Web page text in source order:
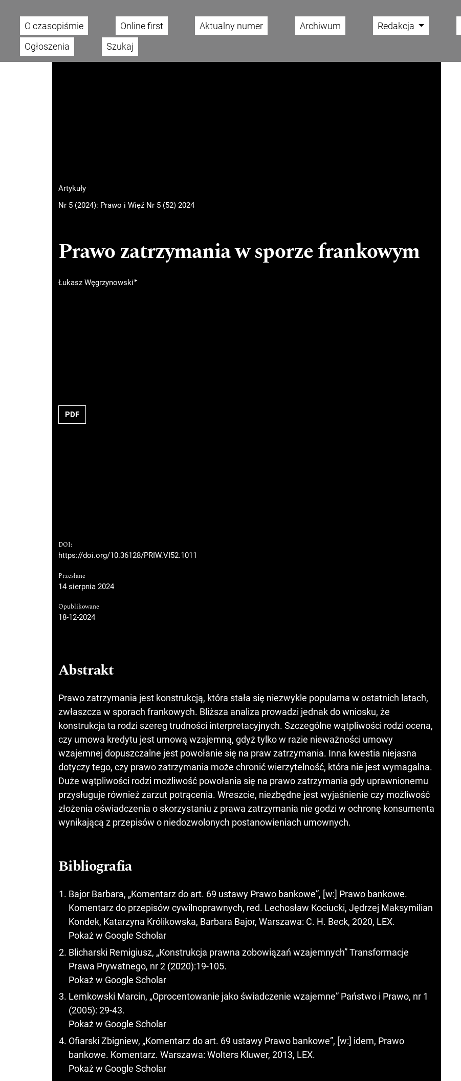
Main menu
O czasopiśmie Online first Aktualny numer Archiwum Redakcja
Ogłoszenia
Szukaj
Artykuły
Nr 5 (2024): Prawo i Więź Nr 5 (52) 2024
Prawo zatrzymania w sporze frankowym
Łukasz Węgrzynowski ▸
PDF
DOI:
https://doi.org/10.36128/PRIW.VI52.1011
Przesłane
14 sierpnia 2024
Opublikowane
18-12-2024
Abstrakt
Prawo zatrzymania jest konstrukcją, która stała się niezwykle popularna w ostatnich latach,
zwłaszcza w sporach frankowych. Bliższa analiza prowadzi jednak do wniosku, że
konstrukcja ta rodzi szereg trudności interpretacyjnych. Szczególne wątpliwości rodzi ocena,
czy umowa kredytu jest umową wzajemną, gdyż tylko w razie nieważności umowy
wzajemnej dopuszczalne jest powołanie się na praw zatrzymania. Inna kwestia niejasna
dotyczy tego, czy prawo zatrzymania może chronić wierzytelność, która nie jest wymagalna.
Duże wątpliwości rodzi możliwość powołania się na prawo zatrzymania gdy uprawnionemu
przysługuje również zarzut potrącenia. Wreszcie, niezbędne jest wyjaśnienie czy możliwość
złożenia oświadczenia o skorzystaniu z prawa zatrzymania nie godzi w ochronę konsumenta
wynikającą z przepisów o niedozwolonych postanowieniach umownych.
Bibliografia
Bajor Barbara, „Komentarz do art. 69 ustawy Prawo bankowe”, [w:] Prawo bankowe.
Komentarz do przepisów cywilnoprawnych, red. Lechosław Kociucki, Jędrzej Maksymilian
Kondek, Katarzyna Królikowska, Barbara Bajor, Warszawa: C. H. Beck, 2020, LEX.
Pokaż w Google Scholar
Blicharski Remigiusz, „Konstrukcja prawna zobowiązań wzajemnych” Transformacje
Prawa Prywatnego, nr 2 (2020):19-105.
Pokaż w Google Scholar
Lemkowski Marcin, „Oprocentowanie jako świadczenie wzajemne” Państwo i Prawo, nr 1
(2005): 29-43.
Pokaż w Google Scholar
Ofiarski Zbigniew, „Komentarz do art. 69 ustawy Prawo bankowe”, [w:] idem, Prawo
bankowe. Komentarz. Warszawa: Wolters Kluwer, 2013, LEX.
Pokaż w Google Scholar